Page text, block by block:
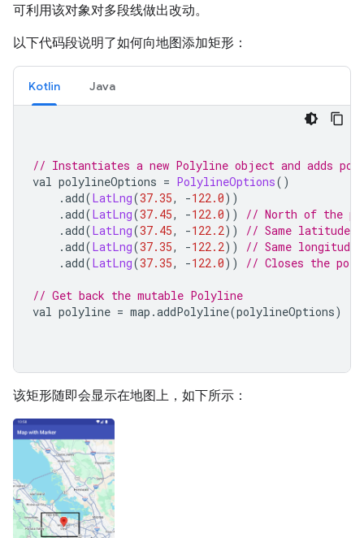
可利用该对象对多段线做出改动。
以下代码段说明了如何向地图添加矩形：
Kotlin Java
// Instantiates a new Polyline object and adds
val polylineOptions = PolylineOptions()
.add(LatLng(37.35, -122.0))
.add(LatLng(37.45, -122.0))
// North of the
.add(LatLng(37.45, -122.2))
// Same latitude,
.add(LatLng(37.35, -122.2))
// Same
.add(LatLng(37.35, -122.0)) // Closes the
// Get back the mutable Polyline
val polyline = map .addPolyline(polylineOptions)
该矩形随即会显示在地图上，如下所示：